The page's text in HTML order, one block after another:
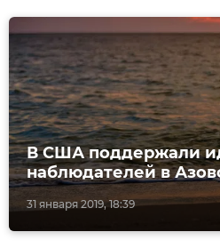
31 января 2019, 18:39
В США поддержали
наблюдателей в